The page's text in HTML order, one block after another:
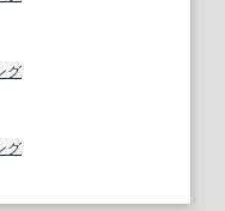
グ
グ